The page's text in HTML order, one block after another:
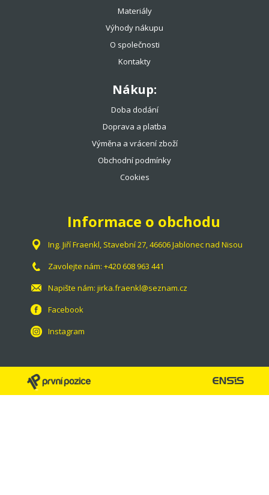
Materiály
Výhody nákupu
O společnosti
Kontakty
Nákup:
Doba dodání
Doprava a platba
Výměna a vrácení zboží
Obchodní podmínky
Cookies
Informace o obchodu
Ing. Jiří Fraenkl, Stavební 27, 46606 Jablonec nad Nisou
Zavolejte nám: +420 608 963 441
Napište nám: jirka.fraenkl@seznam.cz
Facebook
Instagram